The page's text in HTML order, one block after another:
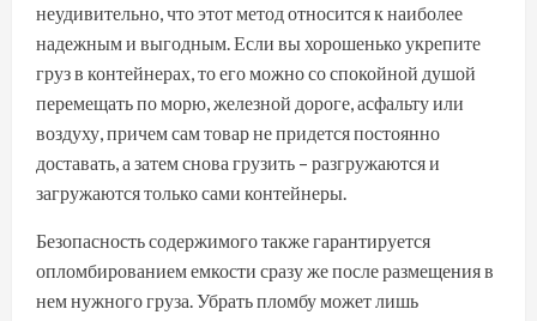
неудивительно, что этот метод относится к наиболее
надежным и выгодным. Если вы хорошенько укрепите
груз в контейнерах, то его можно со спокойной душой
перемещать по морю, железной дороге, асфальту или
воздуху, причем сам товар не придется постоянно
доставать, а затем снова грузить – разгружаются и
загружаются только сами контейнеры.
Безопасность содержимого также гарантируется
опломбированием емкости сразу же после размещения в
нем нужного груза. Убрать пломбу может лишь